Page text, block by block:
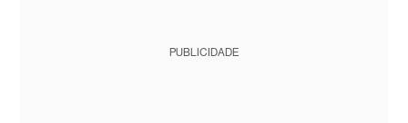
PUBLICIDADE